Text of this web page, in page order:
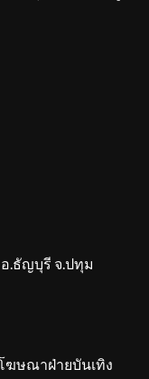
.ธัญบุรี จ.ปทุม
ฆษณาฝ่ายบันเทิง